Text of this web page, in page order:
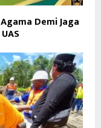
Demi Jaga